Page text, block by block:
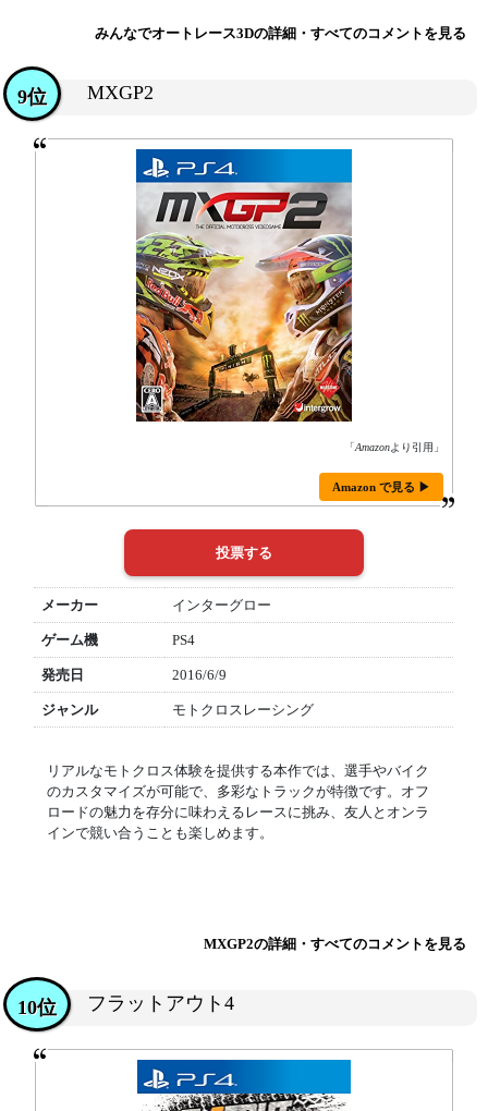
みんなでオートレース3Dの詳細・すべてのコメントを見る
MXGP2
9位
「Amazonより引用」
Amazon で見る ▶
メーカー インターグロー
ゲーム機 PS4
発売日 2016/6/9
ジャンル モトクロスレーシング
リアルなモトクロス体験を提供する本作では、選手やバイク
のカスタマイズが可能で、多彩なトラックが特徴です。オフ
ロードの魅力を存分に味わえるレースに挑み、友人とオンラ
インで競い合うことも楽しめます。
MXGP2の詳細・すべてのコメントを見る
フラットアウト4
10位